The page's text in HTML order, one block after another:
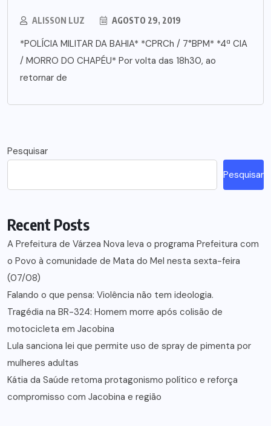
ALISSON LUZ AGOSTO 29, 2019
*POLÍCIA MILITAR DA BAHIA* *CPRCh / 7°BPM* *4ª CIA
/ MORRO DO CHAPÉU* Por volta das 18h30, ao
retornar de
Pesquisar
Pesquisar
Recent Posts
A Prefeitura de Várzea Nova leva o programa Prefeitura com
o Povo à comunidade de Mata do Mel nesta sexta-feira
(07/08)
Falando o que pensa: Violência não tem ideologia.
Tragédia na BR-324: Homem morre após colisão de
motocicleta em Jacobina
Lula sanciona lei que permite uso de spray de pimenta por
mulheres adultas
Kátia da Saúde retoma protagonismo político e reforça
compromisso com Jacobina e região